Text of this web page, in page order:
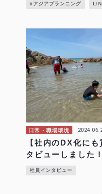
#アジアプランニング
日常・職場環境
【社内のDX化に
タビューしました！
社員インタビュー